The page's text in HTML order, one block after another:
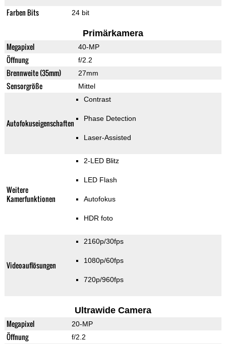
Farben Bits 24 bit
Primärkamera
Megapixel 40-MP
Öffnung f/2.2
Brennweite (35mm) 27mm
Sensorgröße Mittel
Autofokuseigenschaften
Contrast
Phase Detection
Laser-Assisted
Weitere
Kamerfunktionen
2-LED Blitz
LED Flash
Autofokus
HDR foto
Videoauflösungen
2160p/30fps
1080p/60fps
720p/960fps
Ultrawide Camera
Megapixel 20-MP
Öffnung f/2.2